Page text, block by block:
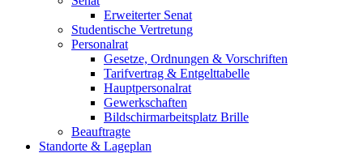
Erweiterter Senat
Studentische Vertretung
Personalrat
Gesetze, Ordnungen & Vorschriften
Tarifvertrag & Entgelttabelle
Hauptpersonalrat
Gewerkschaften
Bildschirmarbeitsplatz Brille
Beauftragte
Standorte & Lageplan